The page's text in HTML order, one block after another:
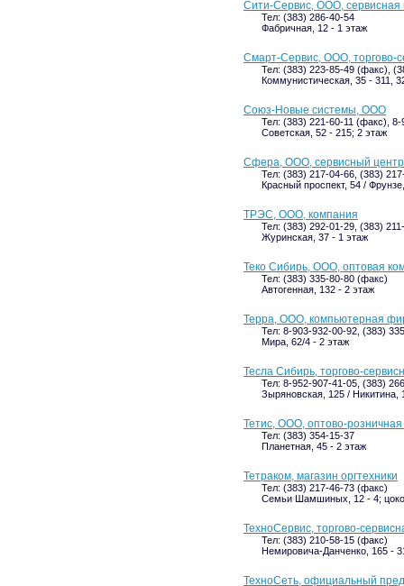
Сити-Сервис, ООО, сервисная
Тел: (383) 286-40-54
Фабричная, 12 - 1 этаж
Смарт-Сервис, ООО, торгово-
Тел: (383) 223-85-49 (факс),
Коммунистическая, 35 - 311,
Союз-Новые системы, ООО
Тел: (383) 221-60-11 (факс), 8-
Советская, 52 - 215; 2 этаж
Сфера, ООО, сервисный центр
Тел: (383) 217-04-66, (383)
Красный проспект, 54 /
ТРЭС, ООО, компания
Тел: (383) 292-01-29, (383)
Журинская, 37 - 1 этаж
Теко Сибирь, ООО, оптовая
Тел: (383) 335-80-80 (факс)
Автогенная, 132 - 2 этаж
Терра, ООО, компьютерная
Тел: 8-903-932-00-92, (383)
Мира, 62/4 - 2 этаж
Тесла Сибирь, торгово-
Тел: 8-952-907-41-05, (383)
Зыряновская, 125 / Никитина,
Тетис, ООО, оптово-
Тел: (383) 354-15-37
Планетная, 45 - 2 этаж
Тетраком, магазин оргтехники
Тел: (383) 217-46-73 (факс)
Семьи Шамшиных, 12 - 4;
ТехноСервис, торгово-
Тел: (383) 210-58-15 (факс)
Немировича-Данченко, 165 -
ТехноСеть, официальный